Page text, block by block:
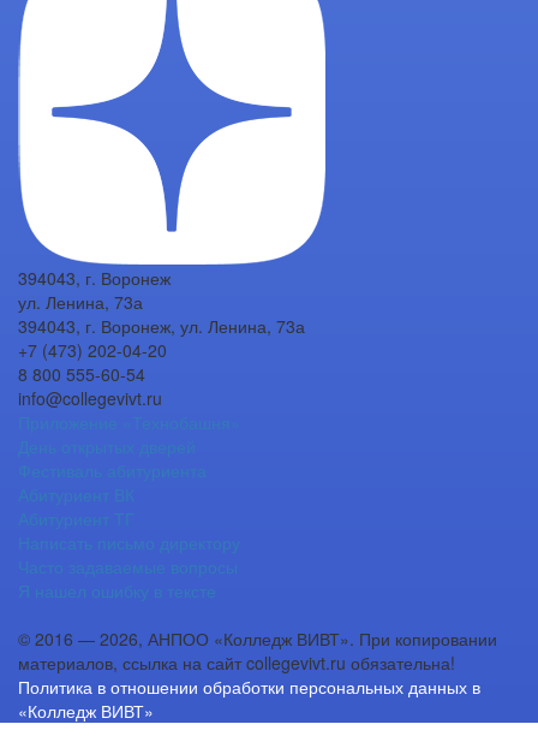
394043, г. Воронеж
ул. Ленина, 73а
394043, г. Воронеж, ул. Ленина, 73а
+7 (473) 202-04-20
8 800 555-60-54
info@collegevivt.ru
Приложение «Технобашня»
День открытых дверей
Фестиваль абитуриента
Абитуриент ВК
Абитуриент ТГ
Написать письмо директору
Часто задаваемые вопросы
Я нашел ошибку в тексте
© 2016 — 2026, АНПОО «Колледж ВИВТ». При копировании
материалов, ссылка на сайт collegevivt.ru обязательна!
Политика в отношении обработки персональных данных в
«Колледж ВИВТ»